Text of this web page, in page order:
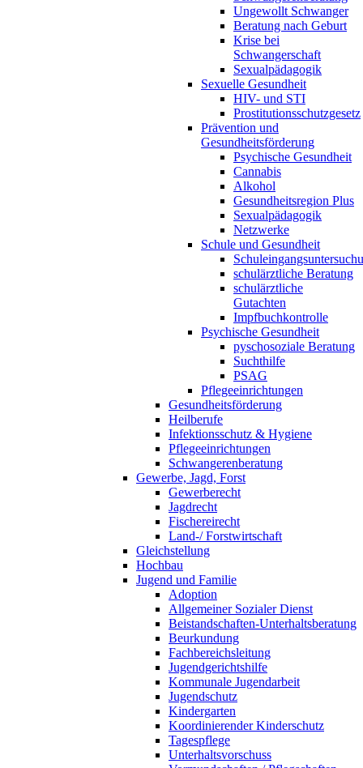
Ungewollt Schwanger
Beratung nach Geburt
Krise bei
Schwangerschaft
Sexualpädagogik
Sexuelle Gesundheit
HIV- und STI
Prostitutionsschutzgesetz
Prävention und
Gesundheitsförderung
Psychische Gesundheit
Cannabis
Alkohol
Gesundheitsregion Plus
Sexualpädagogik
Netzwerke
Schule und Gesundheit
schulärztliche Beratung
schulärztliche
Gutachten
Impfbuchkontrolle
Psychische Gesundheit
pyschosoziale Beratung
Suchthilfe
PSAG
Pflegeeinrichtungen
Gesundheitsförderung
Heilberufe
Infektionsschutz & Hygiene
Pflegeeinrichtungen
Schwangerenberatung
Gewerbe, Jagd, Forst
Gewerberecht
Jagdrecht
Fischereirecht
Land-/ Forstwirtschaft
Gleichstellung
Hochbau
Jugend und Familie
Adoption
Allgemeiner Sozialer Dienst
Beistandschaften-Unterhaltsberatung
Beurkundung
Fachbereichsleitung
Jugendgerichtshilfe
Kommunale Jugendarbeit
Jugendschutz
Kindergarten
Koordinierender Kinderschutz
Tagespflege
Unterhaltsvorschuss